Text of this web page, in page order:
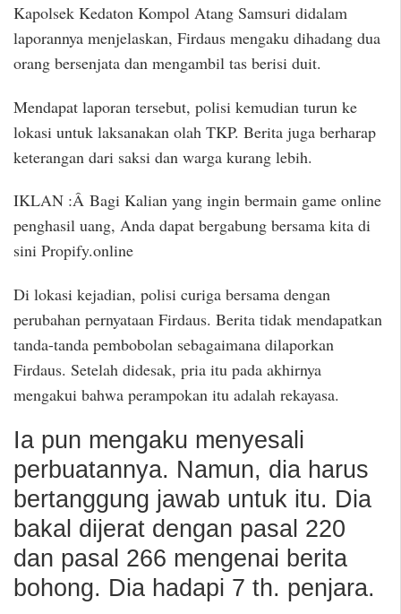
Kapolsek Kedaton Kompol Atang Samsuri didalam
laporannya menjelaskan, Firdaus mengaku dihadang dua
orang bersenjata dan mengambil tas berisi duit.
Mendapat laporan tersebut, polisi kemudian turun ke
lokasi untuk laksanakan olah TKP. Berita juga berharap
keterangan dari saksi dan warga kurang lebih.
IKLAN :Â Bagi Kalian yang ingin bermain game online
penghasil uang, Anda dapat bergabung bersama kita di
sini Propify.online
Di lokasi kejadian, polisi curiga bersama dengan
perubahan pernyataan Firdaus. Berita tidak mendapatkan
tanda-tanda pembobolan sebagaimana dilaporkan
Firdaus. Setelah didesak, pria itu pada akhirnya
mengakui bahwa perampokan itu adalah rekayasa.
Ia pun mengaku menyesali
perbuatannya. Namun, dia harus
bertanggung jawab untuk itu. Dia
bakal dijerat dengan pasal 220
dan pasal 266 mengenai berita
bohong. Dia hadapi 7 th. penjara.